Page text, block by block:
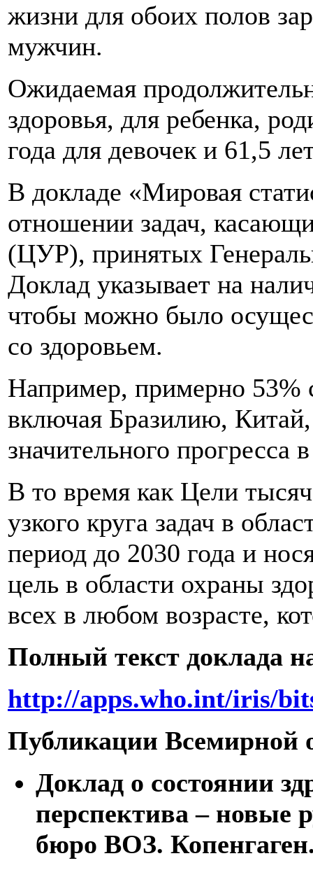
жизни для обоих полов
мужчин.
Ожидаемая
здоровья, для ребенка,
года для девочек и 61,5
В докладе «Мировая
отношении задач,
(ЦУР), принятых
Доклад указывает на
чтобы можно было
со здоровьем.
Например, примерно 53%
включая Бразилию,
значительного прогресса
В то время как Цели
узкого круга задач в
период до 2030 года и
цель в области охраны
всех в любом возрасте,
Полный текст доклада
http://apps.who.int/iris/
Публикации Всемирной
Доклад о состоянии
перспектива – новые
бюро ВОЗ. Копенгаген.